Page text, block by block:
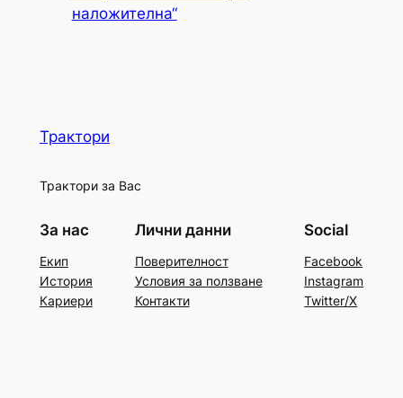
наложителна“
Трактори
Трактори за Вас
За нас
Екип
История
Кариери
Лични данни
Поверителност
Условия за ползване
Контакти
Social
Facebook
Instagram
Twitter/X